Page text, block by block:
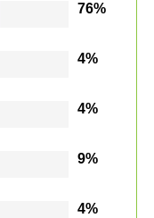
76%
4%
4%
9%
4%